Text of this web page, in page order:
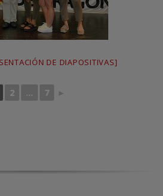
DE DIAPOSITIVAS]
2 ... 7 ►